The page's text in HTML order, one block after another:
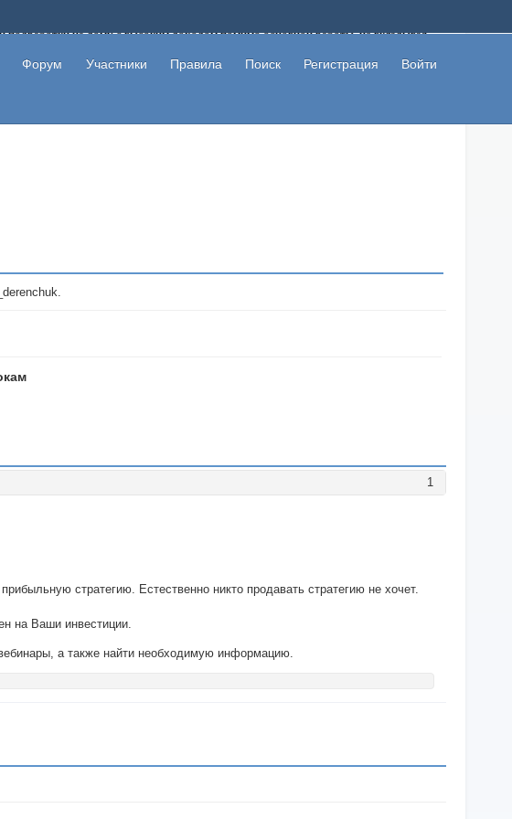
подработки на дому с высоким доходом помимо основной работы, не вкладывая
другие пользователи не попались на развод. Вы сможете начать зарабатывать
ссылками и первая прибыль не заставит себя долго ждать.
Форум Участники Правила Поиск Регистрация Войти
1
стратегию. Естественно никто продавать стратегию не хочет.
на Ваши инвестиции.
а также найти необходимую информацию.